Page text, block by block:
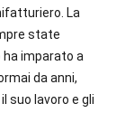
La
state
ha imparato a
da anni,
suo lavoro e gli